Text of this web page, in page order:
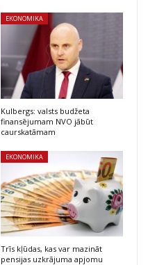
EKONOMIKA
Kulbergs: valsts budžeta
finansējumam NVO jābūt
caurskatāmam
EKONOMIKA
Trīs kļūdas, kas var mazināt
pensijas uzkrājuma apjomu